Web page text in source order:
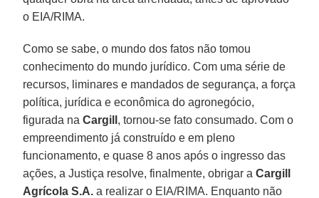
o EIA/RIMA.
Como se sabe, o mundo dos fatos não tomou
conhecimento do mundo jurídico. Com uma série de
recursos, liminares e mandados de segurança, a força
política, jurídica e econômica do agronegócio,
figurada naCargill , tornou-se fato consumado. Com o
empreendimento já construído e em pleno
funcionamento, e quase 8 anos após o ingresso das
ações, a Justiça resolve, finalmente, obrigar aCargill
Agrícola S.A. a realizar o EIA/RIMA. Enquanto não